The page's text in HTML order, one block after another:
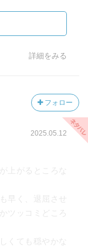
ョーマンという
けるし勇気を貰
詳細をみる
フォロー
2025.05.12
上がるところな
早く、退屈させ
ツッコミどころ
くても穏やかな